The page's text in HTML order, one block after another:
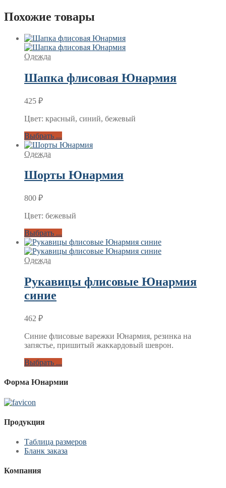
Похожие товары
Одежда
Шапка флисовая Юнармия
425 ₽
Цвет: красный, синий, бежевый
Выбрать ...
Одежда
Шорты Юнармия
800 ₽
Цвет: бежевый
Выбрать ...
Одежда
Рукавицы флисовые Юнармия
синие
462 ₽
Синие флисовые варежки Юнармия, резинка на
запястье, пришитый жаккардовый шеврон.
Выбрать ...
Форма Юнармии
Продукция
Таблица размеров
Бланк заказа
Компания